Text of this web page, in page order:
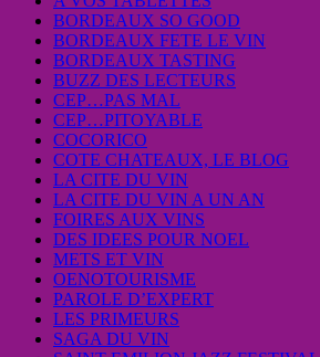
BORDEAUX SO GOOD
BORDEAUX FETE LE VIN
BORDEAUX TASTING
BUZZ DES LECTEURS
CEP…PAS MAL
CEP…PITOYABLE
COCORICO
COTE CHATEAUX, LE BLOG
LA CITE DU VIN
LA CITE DU VIN A UN AN
FOIRES AUX VINS
DES IDEES POUR NOEL
METS ET VIN
OENOTOURISME
PAROLE D’EXPERT
LES PRIMEURS
SAGA DU VIN